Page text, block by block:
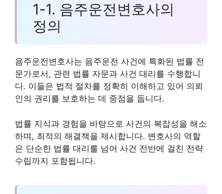
1-1. 음주운전변호사의
정의
음주운전변호사는 음주운전 사건에 특화된 법률 전
문가로서, 관련 법률 자문과 사건 대리를 수행합니
다. 이들은 법적 절차를 정확히 이해하고 있어 의뢰
인의 권리를 보호하는 데 중점을 둡니다.
법률 지식과 경험을 바탕으로 사건의 복잡성을 해소
하며, 최적의 해결책을 제시합니다. 변호사의 역할
은 단순한 법률 대리를 넘어 사건 전반에 걸친 전략
수립까지 포함됩니다.